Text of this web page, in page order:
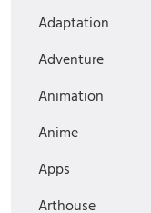
Adaptation
Adventure
Animation
Anime
Apps
Arthouse